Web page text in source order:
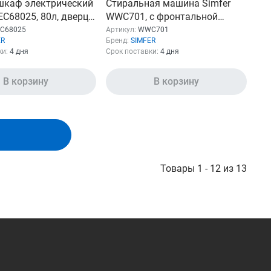
электрический
80л, дверца
белый
4 дня
В корзину
Стиральная машина Simfer
WWC701, с фронтальной
загрузкой, 7кг, 1200об/мин
Артикул: WWC701
Бренд: SIMFER
Срок поставки: 4 дня
В корзину
Товары 1 - 12 из 13